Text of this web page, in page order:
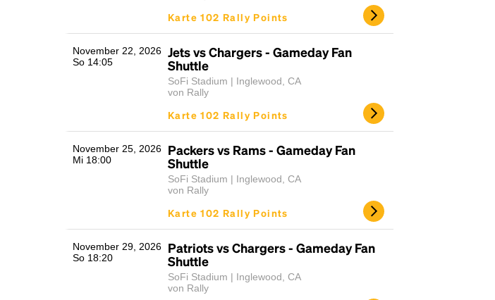
Karte 102 Rally Points
November 22, 2026
So 14:05
Jets vs Chargers - Gameday Fan
Shuttle
SoFi Stadium | Inglewood, CA
von Rally
Karte 102 Rally Points
November 25, 2026
Mi 18:00
Packers vs Rams - Gameday Fan
Shuttle
SoFi Stadium | Inglewood, CA
von Rally
Karte 102 Rally Points
November 29, 2026
So 18:20
Patriots vs Chargers - Gameday Fan
Shuttle
SoFi Stadium | Inglewood, CA
von Rally